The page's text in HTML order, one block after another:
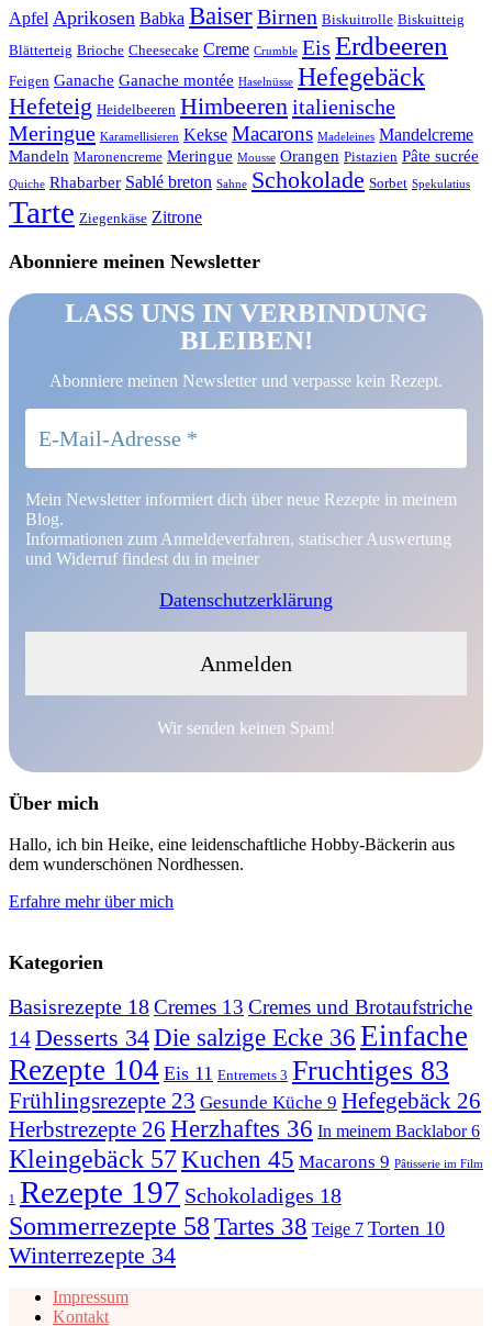
Apfel Aprikosen Babka BaiserBirnen Biskuitrolle Biskuitteig
Blätterteig Brioche Cheesecake Creme Crumble Eis Erdbeeren
Feigen Ganache Ganache montée Haselnüsse Hefegebäck
Hefeteig Heidelbeeren Himbeerenitalienische
Meringue Karamellisieren Kekse Macarons Madeleines Mandelcreme
Mandeln Maronencreme Meringue Mousse Orangen Pistazien Pâte sucrée
Quiche Rhabarber Sablé breton Sahne Schokolade Sorbet Spekulatius
Tarte Ziegenkäse Zitrone
Abonniere meinen Newsletter
LASS UNS IN VERBINDUNG
BLEIBEN!
Abonniere meinen Newsletter und verpasse kein Rezept.
Mein Newsletter informiert dich über neue Rezepte in meinem
Blog.
Informationen zum Anmeldeverfahren, statischer Auswertung
und Widerruf findest du in meiner
Datenschutzerklärung
Wir senden keinen Spam!
Über mich
Hallo, ich bin Heike, eine leidenschaftliche Hobby-Bäckerin aus
dem wunderschönen Nordhessen.
Erfahre mehr über mich
Kategorien
Basisrezepte 18Cremes 13 Cremes und Brotaufstriche
14Desserts 34Die salzige Ecke 36 Einfache
Rezepte 104 Eis 11 Entremets 3 Fruchtiges 83
Frühlingsrezepte 23 Gesunde Küche 9 Hefegebäck 26
Herbstrezepte 26 Herzhaftes 36 In meinem Backlabor6
Kleingebäck 57Kuchen 45 Macarons 9 Pâtisserie im Film
1 Rezepte 197 Schokoladiges 18
Sommerrezepte 58 Tartes 38 Teige 7 Torten 10
Winterrezepte 34
Impressum
Kontakt